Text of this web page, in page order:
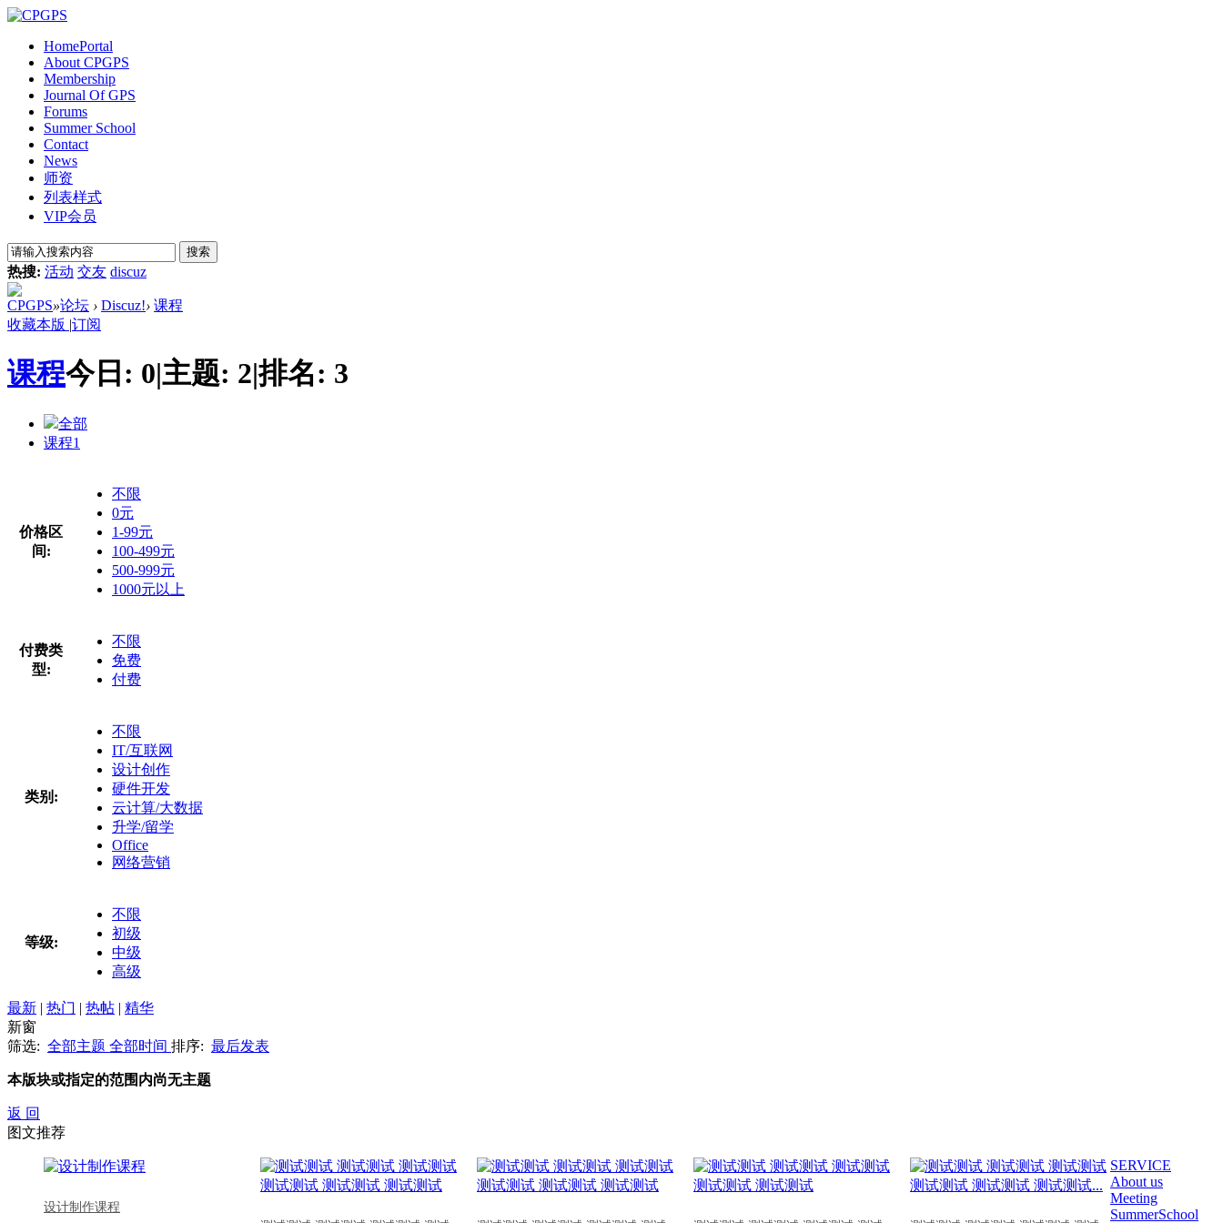
HomePortal
About CPGPS
Membership
Journal Of GPS
Forums
Summer School
Contact
News
师资
列表样式
VIP会员
搜索
热搜: 活动 交友 discuz
CPGPS»论坛 › Discuz!› 课程
收藏本版 |订阅
课程今日: 0|主题: 2|排名: 3
全部
课程1
价格区
间:
不限
0元
1-99元
100-499元
500-999元
1000元以上
付费类
型:
不限
免费
付费
类别:
不限
IT/互联网
设计创作
硬件开发
云计算/大数据
升学/留学
Office
网络营销
等级:
不限
初级
中级
高级
最新 | 热门 | 热帖 | 精华
新窗
筛选: 全部主题 全部时间 排序: 最后发表
本版块或指定的范围内尚无主题
返 回
图文推荐
设计制作课程
SERVICE
About us
Meeting
SummerSchool